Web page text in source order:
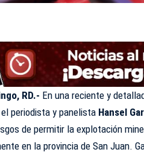
RD.- En una reciente y
el periodista y panelista Hansel
de permitir la explotación
en la provincia de San Juan.